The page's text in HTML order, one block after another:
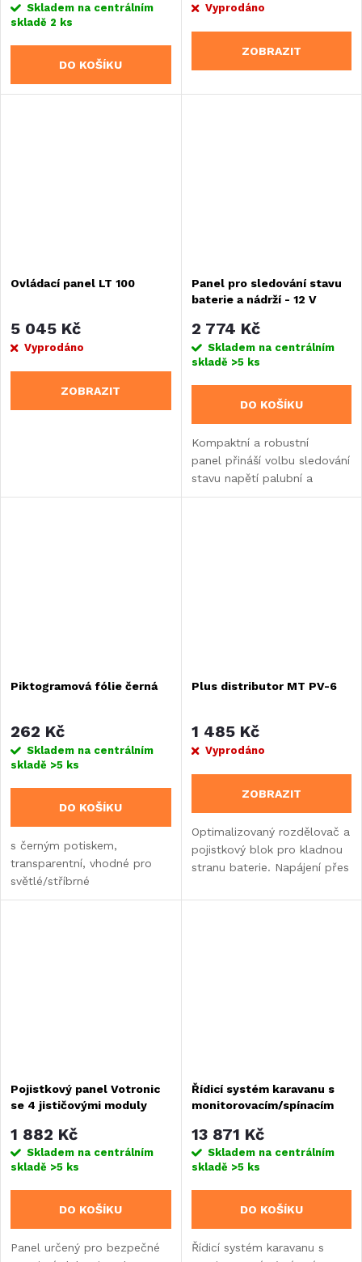
Skladem na centrálním
skladě 2 ks
DO KOŠÍKU
Vyprodáno
ZOBRAZIT
Ovládací panel LT 100
5 045 Kč
Vyprodáno
ZOBRAZIT
Panel pro sledování stavu
baterie a nádrží - 12 V
2 774 Kč
Skladem na centrálním
skladě >5 ks
DO KOŠÍKU
Kompaktní a robustní
panel přináší volbu sledování
stavu napětí palubní a
startovací baterie, stavu
Piktogramová fólie černá
262 Kč
Skladem na centrálním
skladě >5 ks
DO KOŠÍKU
s černým potiskem,
transparentní, vhodné pro
světlé/stříbrné
povrchypředděrované,
Plus distributor MT PV-6
1 485 Kč
Vyprodáno
ZOBRAZIT
Optimalizovaný rozdělovač a
pojistkový blok pro kladnou
stranu baterie. Napájení přes
A); rozvod přes jednotlivé
Pojistkový panel Votronic
se 4 jističovými moduly
1 882 Kč
Skladem na centrálním
skladě >5 ks
DO KOŠÍKU
Panel určený pro bezpečné
Řídicí systém karavanu s
monitorovacím/spínacím
jednotek
13 871 Kč
Skladem na centrálním
skladě >5 ks
DO KOŠÍKU
Řídicí systém karavanu s